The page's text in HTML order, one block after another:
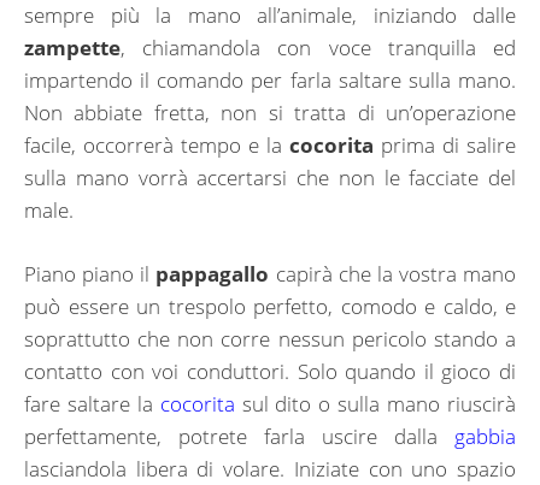
sempre più la mano all’animale, iniziando dalle
zampette, chiamandola con voce tranquilla ed
impartendo il comando per farla saltare sulla mano.
Non abbiate fretta, non si tratta di un’operazione
facile, occorrerà tempo e la cocorita prima di salire
sulla mano vorrà accertarsi che non le facciate del
male.
Piano piano il pappagallo capirà che la vostra mano
può essere un trespolo perfetto, comodo e caldo, e
soprattutto che non corre nessun pericolo stando a
contatto con voi conduttori. Solo quando il gioco di
fare saltare la cocorita sul dito o sulla mano riuscirà
perfettamente, potrete farla uscire dalla gabbia
lasciandola libera di volare. Iniziate con uno spazio